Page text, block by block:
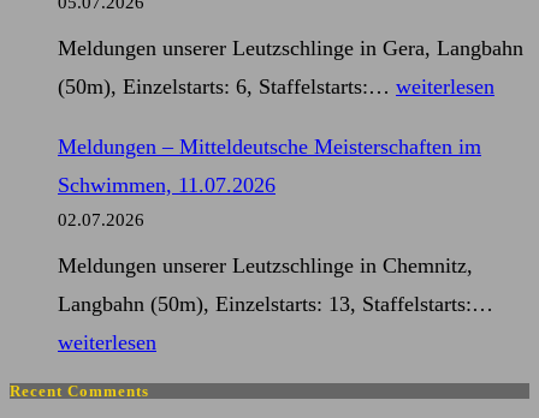
Windberg,
04.07.2026
Meldungen unserer Leutzschlinge in Gera, Langbahn
(50m), Einzelstarts: 6, Staffelstarts:… Meldungen
57.
der
Masters
Strecken,
weiterlesen
Meldungen – Mitteldeutsche Meisterschaften im
Schwimmen, 11.07.2026
02.07.2026
Meldungen unserer Leutzschlinge in Chemnitz,
Langbahn (50m), Einzelstarts: 13, Staffelstarts:…
weiterlesen
Recent Comments